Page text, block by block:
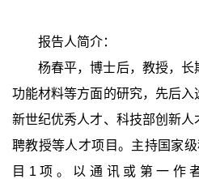
报告人简介：
杨春平，博士后，教授，
功能材料等方面的研究，先后
新世纪优秀人才、科技部创新
聘教授等人才项目。主持国家
目1项。以通讯或第一作者